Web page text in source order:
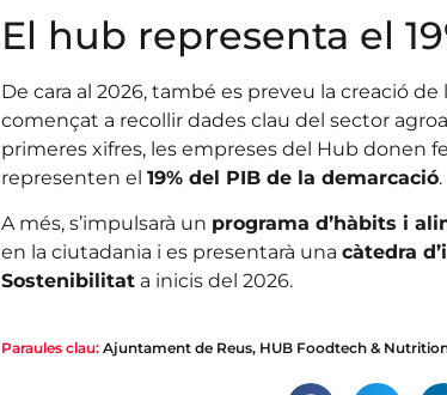
El hub representa el
De cara al 2026, també es preveu la creació de
començat a recollir dades clau del sector
primeres xifres, les empreses del Hub donen
representen el 19% del PIB de la demarcació.
A més, s’impulsarà un programa d’hàbits i
en la ciutadania i es presentarà una càtedra
Sostenibilitata inicis del 2026.
Paraules clau: Ajuntament de Reus, HUB Foodtech &